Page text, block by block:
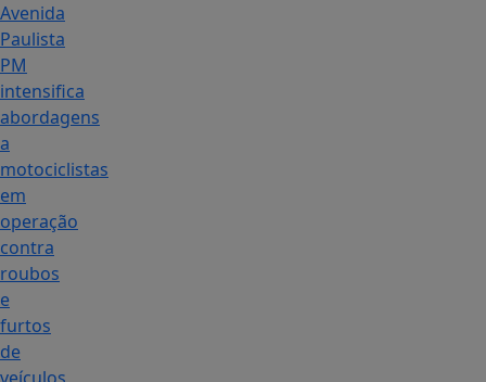
Avenida
Paulista
PM
intensifica
abordagens
a
motociclistas
em
operação
contra
roubos
e
furtos
de